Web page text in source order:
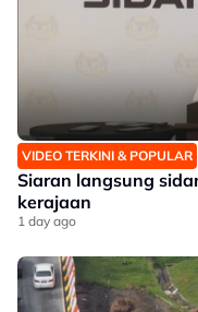
VIDEO TERKINI & POPULAR
Siaran langsung
kerajaan
1 day ago